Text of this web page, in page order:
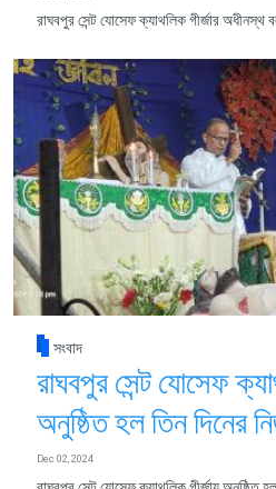
রাঘবপুর সেন্ট যোসেফ ক্যাথলিক গীর্জার অধীনস্থ
সংবাদ
রাঘবপুর সেন্ট যোসেফ
অনুষ্ঠিত হল তিন দিনের
Dec 02, 2024